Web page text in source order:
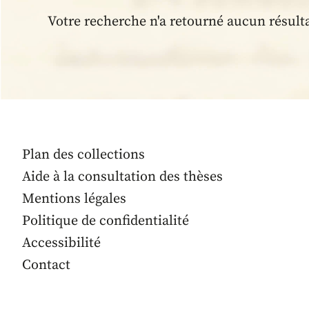
Votre recherche n'a retourné aucun
Plan des collections
Aide à la consultation des thèses
Mentions légales
Politique de confidentialité
Accessibilité
Contact